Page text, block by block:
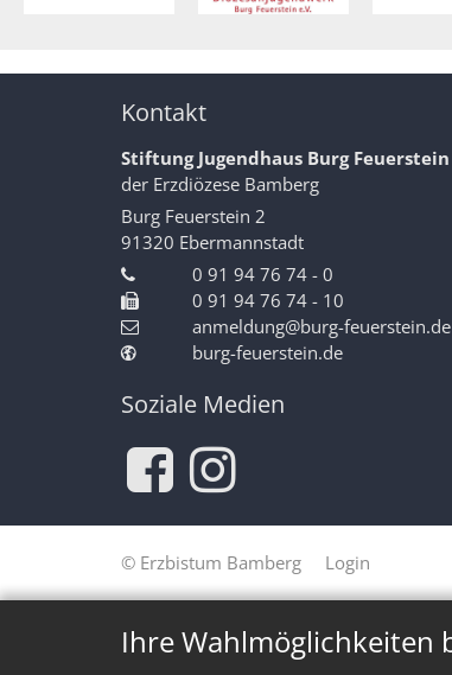
Ihre Wahlmöglichkeiten
Kontakt
Stiftung Jugendhaus Burg Feuerstein
der Erzdiözese Bamberg
Burg Feuerstein 2
91320 Ebermannstadt
0 91 94 76 74 - 0
0 91 94 76 74 - 10
anmeldung@burg-feuerstein.de
burg-feuerstein.de
Soziale Medien
© Erzbistum Bamberg Login